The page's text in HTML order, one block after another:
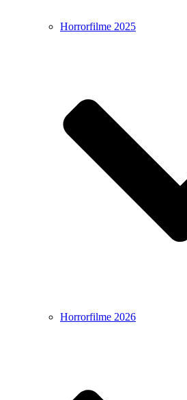
Horrorfilme 2025
Horrorfilme 2026